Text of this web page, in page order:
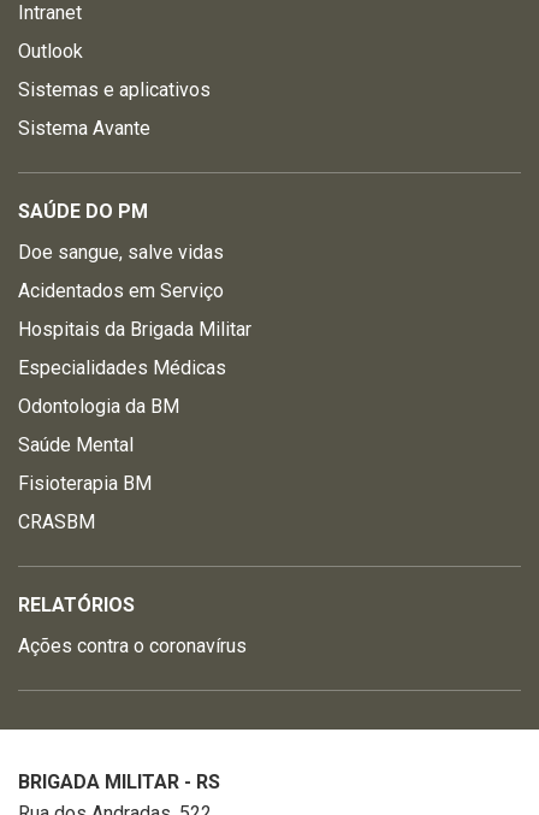
Intranet
Outlook
Sistemas e aplicativos
Sistema Avante
SAÚDE DO PM
Doe sangue, salve vidas
Acidentados em Serviço
Hospitais da Brigada Militar
Especialidades Médicas
Odontologia da BM
Saúde Mental
Fisioterapia BM
CRASBM
RELATÓRIOS
Ações contra o coronavírus
BRIGADA MILITAR - RS